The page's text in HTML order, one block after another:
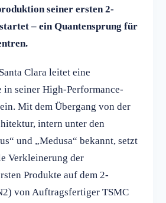
seiner ersten 2-
– ein Quantensprung für
Clara leitet eine
in seiner High-Performance-
Mit dem Übergang von der
intern unter den
und „Medusa“ bekannt, setzt
Verkleinerung der
Produkte auf dem 2-
von Auftragsfertiger TSMC